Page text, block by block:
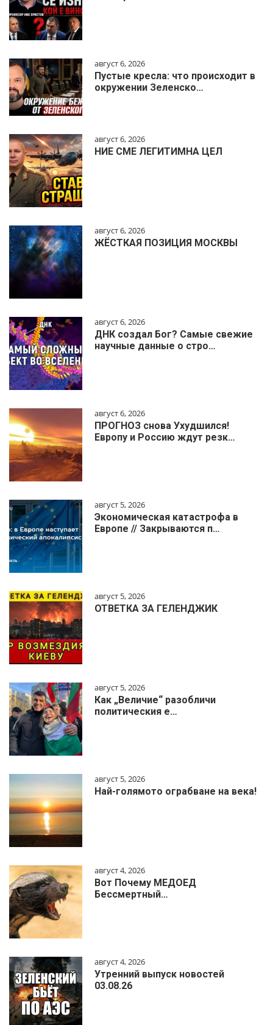
август 6, 2026
Пустые кресла: что происходит в
окружении Зеленско…
август 6, 2026
НИЕ СМЕ ЛЕГИТИМНА ЦЕЛ
август 6, 2026
ЖЁСТКАЯ ПОЗИЦИЯ МОСКВЫ
август 6, 2026
ДНК создал Бог? Самые свежие
научные данные о стро…
август 6, 2026
ПРОГНОЗ снова Ухудшился!
Европу и Россию ждут резк…
август 5, 2026
Экономическая катастрофа в
Европе // Закрываются п…
август 5, 2026
ОТВЕТКА ЗА ГЕЛЕНДЖИК
август 5, 2026
Как „Величие“ разобличи
политическия е…
август 5, 2026
Най-голямото ограбване на века!
август 4, 2026
Вот Почему МЕДОЕД
Бессмертный…
август 4, 2026
Утренний выпуск новостей
03.08.26